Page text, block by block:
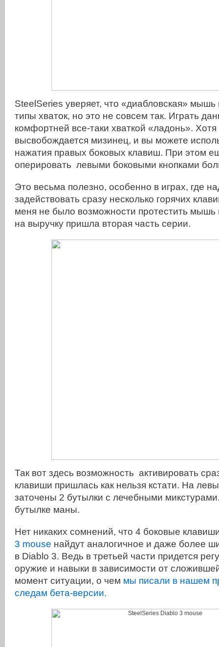
SteelSeries уверяет, что «диабловская» мышь
типы хваток, но это не совсем так. Играть
комфортней все-таки хваткой «ладонь».
высвобождается мизинец, и вы можете
нажатия правых боковых клавиш. При этом
оперировать левыми боковыми кнопками
Это весьма полезно, особенно в играх, где
задействовать сразу несколько горячих
меня не было возможности протестить мышь
на выручку пришла вторая часть серии.
Так вот здесь возможность активировать
клавиши пришлась как нельзя кстати. На
заточены 2 бутылки с лечебными
бутылке маны.
Нет никаких сомнений, что 4 боковые
3 mouse найдут аналогичное и даже более
в Diablo 3. Ведь в третьей части придется
оружие и навыки в зависимости от
момент ситуации, о чем мы писали в нашем
следам бета-версии.